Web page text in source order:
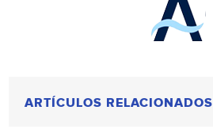
ARTÍCULOS RELACIONADOS